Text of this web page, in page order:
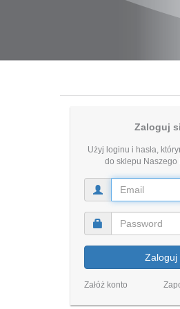
Zaloguj
Użyj loginu i hasła,
do sklepu Naszego
Zaloguj
Załóż konto